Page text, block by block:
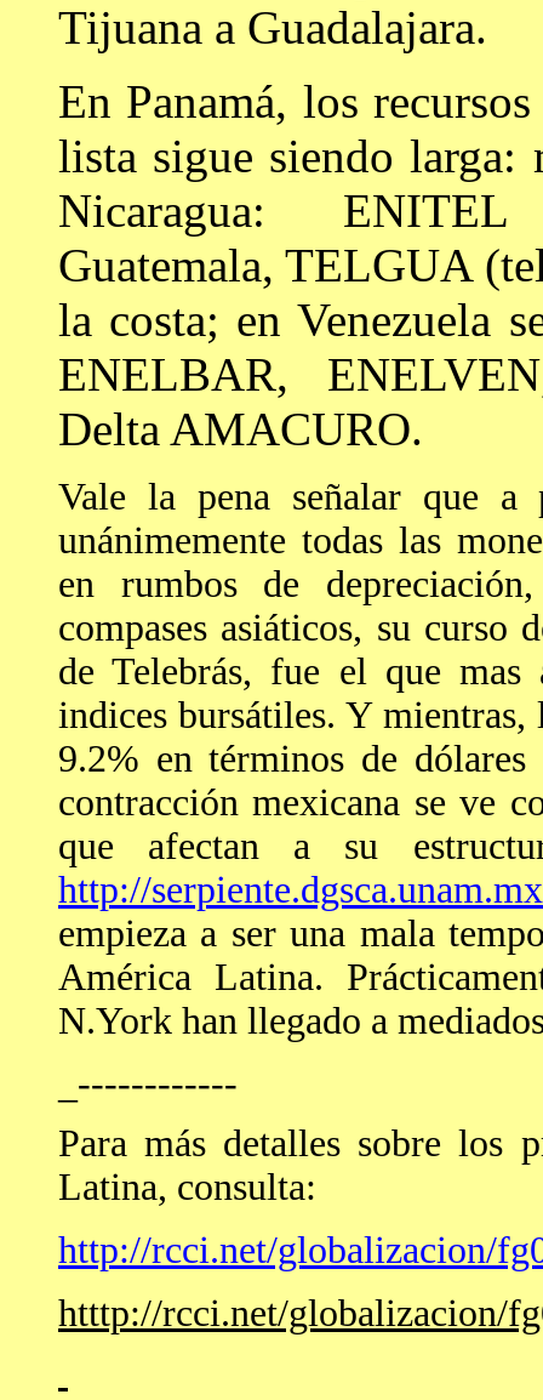
Tijuana a Guadalajara.
En Panamá, los
lista sigue siendo larga:
Nicaragua: ENITEL
Guatemala, TELGUA
la costa; en Venezuela
ENELBAR,
Delta AMACURO.
Vale la pena señalar que a
unánimemente todas las
en rumbos de
compases asiáticos, su
de Telebrás, fue el que
indices bursátiles. Y
9.2% en términos de
contracción mexicana se ve
que afectan a su
http://
empieza a ser una mala
América Latina.
N.York han llegado a
_------------
Para más detalles sobre los
Latina, consulta:
http://rcci.net/globalizacion/
htttp://rcci.net/globalizacion/